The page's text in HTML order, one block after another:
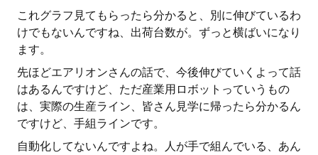
これグラフ見てもらったら分かると、別に伸びているわ
けでもないんですね、出荷台数が。ずっと横ばいになり
ます。
先ほどエアリオンさんの話で、今後伸びていくよって話
はあるんですけど、ただ産業用ロボットっていうもの
は、実際の生産ライン、皆さん見学に帰ったら分かるん
ですけど、手組ラインです。
自動化してないんですよね。人が手で組んでいる、あん